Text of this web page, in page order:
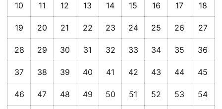
10 11 12 13 14 15 16 17 18
19 20 21 22 23 24 25 26 27
28 29 30 31 32 33 34 35 36
37 38 39 40 41 42 43 44 45
46 47 48 49 50 51 52 53 54